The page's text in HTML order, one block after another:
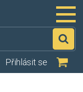
Přihlásit se